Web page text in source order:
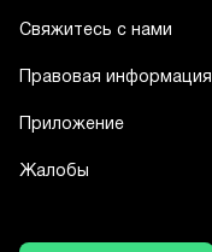
Свяжитесь с нами
Правовая информация
Приложение
Жалобы